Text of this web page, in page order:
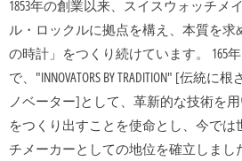
1853年の創業以来、スイスウォッチメ
ル・ロックルに拠点を構え、本質を求
の時計」をつくり続けています。 165
で、"INNOVATORS BY TRADITION" [伝統
ノベーター]として、革新的な技術を
をつくり出すことを使命とし、今では
チメーカーとしての地位を確立しまし